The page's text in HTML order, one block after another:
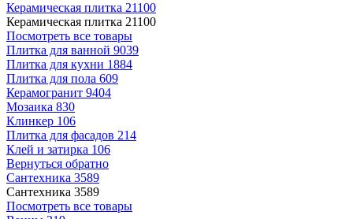
Керамическая плитка 21100
Керамическая плитка 21100
Посмотреть все товары
Плитка для ванной 9039
Плитка для кухни 1884
Плитка для пола 609
Керамогранит 9404
Мозаика 830
Клинкер 106
Плитка для фасадов 214
Клей и затирка 106
Вернуться обратно
Сантехника 3589
Сантехника 3589
Посмотреть все товары